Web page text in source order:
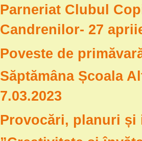
Parneriat Clubul
Candrenilor- 27
Poveste de
Săptămâna Școala
7.03.2023
Provocări, planuri și